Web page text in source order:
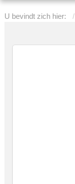
U bevindt zich hier: